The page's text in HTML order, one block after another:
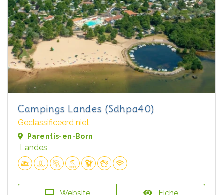
Campings Landes (Sdhpa40)
Geclassificeerd niet
Parentis-en-Born
Landes
Website Fiche